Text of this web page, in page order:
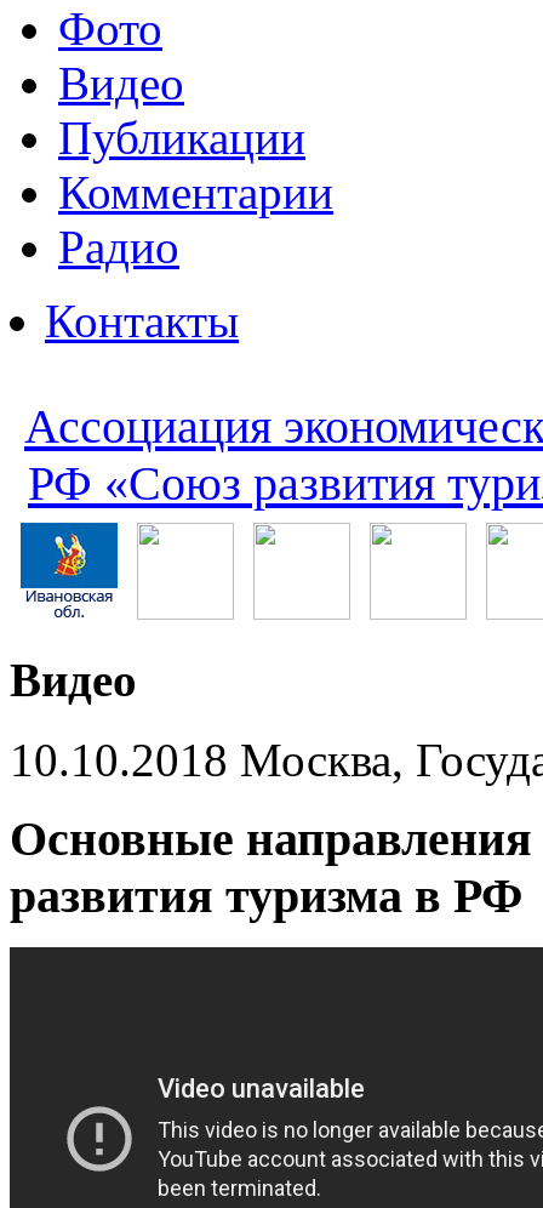
Фото
Видео
Публикации
Комментарии
Радио
Контакты
Ассоциация
РФ «Союз развития
Видео
10.10.2018 Москва,
Основные
развития туризма в РФ